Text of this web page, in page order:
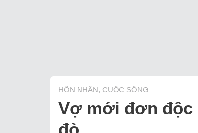
HÔN NHÂN, CUỘC SỐNG
Vợ mới đơn độc
đò